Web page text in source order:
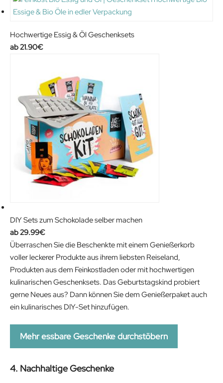
Hochwertige Essig & Öl Geschenksets
21.90€
DIY Sets zum Schokolade selber machen
29.99€
Überraschen Sie die Beschenkte mit einem Genießerkorb
voller leckerer Produkte aus ihrem liebsten Reiseland,
Produkten aus dem Feinkostladen oder mit hochwertigen
kulinarischen Geschenksets. Das Geburtstagskind probiert
gerne Neues aus? Dann können Sie dem Genießerpaket auch
ein kulinarisches DIY-Set hinzufügen.
Mehr essbare Geschenke durchstöbern
4. Nachhaltige Geschenke